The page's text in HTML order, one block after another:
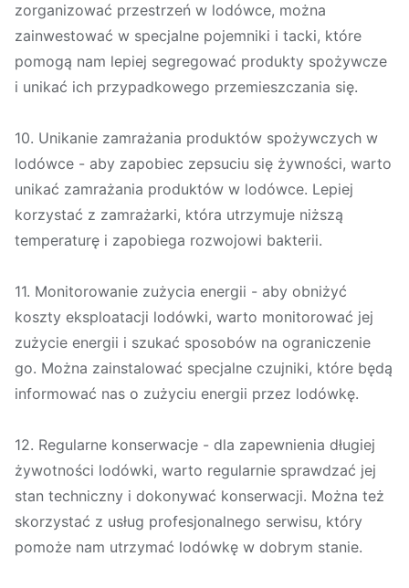
zorganizować przestrzeń w lodówce, można
zainwestować w specjalne pojemniki i tacki, które
pomogą nam lepiej segregować produkty spożywcze
i unikać ich przypadkowego przemieszczania się.
10. Unikanie zamrażania produktów spożywczych w
lodówce - aby zapobiec zepsuciu się żywności, warto
unikać zamrażania produktów w lodówce. Lepiej
korzystać z zamrażarki, która utrzymuje niższą
temperaturę i zapobiega rozwojowi bakterii.
11. Monitorowanie zużycia energii - aby obniżyć
koszty eksploatacji lodówki, warto monitorować jej
zużycie energii i szukać sposobów na ograniczenie
go. Można zainstalować specjalne czujniki, które będą
informować nas o zużyciu energii przez lodówkę.
12. Regularne konserwacje - dla zapewnienia długiej
żywotności lodówki, warto regularnie sprawdzać jej
stan techniczny i dokonywać konserwacji. Można też
skorzystać z usług profesjonalnego serwisu, który
pomoże nam utrzymać lodówkę w dobrym stanie.